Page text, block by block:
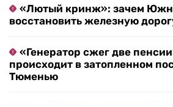
«Лютый кринж»: зачем
восстановить железную
«Генератор сжег две
происходит в затопленном
Тюменью